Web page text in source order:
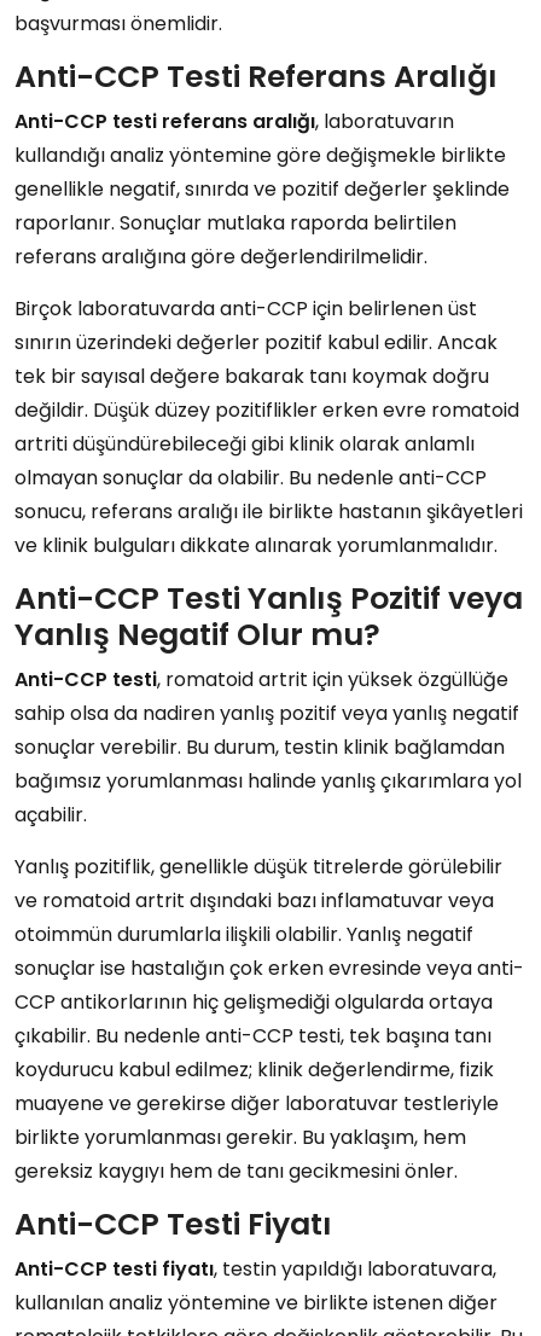
başvurması önemlidir.
Anti-CCP Testi Referans Aralığı
Anti-CCP testi referans aralığı, laboratuvarın
kullandığı analiz yöntemine göre değişmekle birlikte
genellikle negatif, sınırda ve pozitif değerler şeklinde
raporlanır. Sonuçlar mutlaka raporda belirtilen
referans aralığına göre değerlendirilmelidir.
Birçok laboratuvarda anti-CCP için belirlenen üst
sınırın üzerindeki değerler pozitif kabul edilir. Ancak
tek bir sayısal değere bakarak tanı koymak doğru
değildir. Düşük düzey pozitiflikler erken evre romatoid
artriti düşündürebileceği gibi klinik olarak anlamlı
olmayan sonuçlar da olabilir. Bu nedenle anti-CCP
sonucu, referans aralığı ile birlikte hastanın şikâyetleri
ve klinik bulguları dikkate alınarak yorumlanmalıdır.
Anti-CCP Testi Yanlış Pozitif veya
Yanlış Negatif Olur mu?
Anti-CCP testi, romatoid artrit için yüksek özgüllüğe
sahip olsa da nadiren yanlış pozitif veya yanlış negatif
sonuçlar verebilir. Bu durum, testin klinik bağlamdan
bağımsız yorumlanması halinde yanlış çıkarımlara yol
açabilir.
Yanlış pozitiflik, genellikle düşük titrelerde görülebilir
ve romatoid artrit dışındaki bazı inflamatuvar veya
otoimmün durumlarla ilişkili olabilir. Yanlış negatif
sonuçlar ise hastalığın çok erken evresinde veya anti-
CCP antikorlarının hiç gelişmediği olgularda ortaya
çıkabilir. Bu nedenle anti-CCP testi, tek başına tanı
koydurucu kabul edilmez; klinik değerlendirme, fizik
muayene ve gerekirse diğer laboratuvar testleriyle
birlikte yorumlanması gerekir. Bu yaklaşım, hem
gereksiz kaygıyı hem de tanı gecikmesini önler.
Anti-CCP Testi Fiyatı
Anti-CCP testi fiyatı, testin yapıldığı laboratuvara,
kullanılan analiz yöntemine ve birlikte istenen diğer